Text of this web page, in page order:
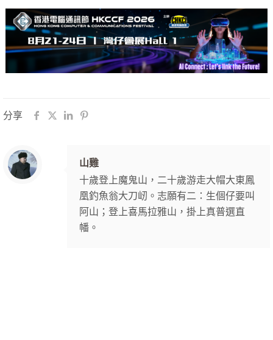
分享
山雞
十歲登上魔鬼山，二十歲游走大帽大東鳳
凰釣魚翁大刀屻。志願有二：生個仔要叫
阿山；登上喜馬拉雅山，掛上真普選直
幡。